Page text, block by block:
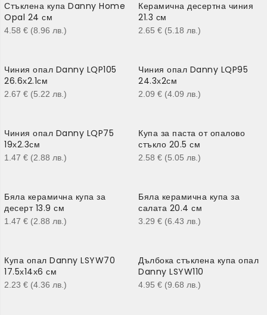
Стъклена купа Danny Home
Opal 24 см
4.58 € (8.96 лв. )
Керамична десертна чиния
21.3 см
2.65 € (5.18 лв. )
Чиния опал Danny LQP105
26.6х2.1см
2.67 € (5.22 лв. )
Чиния опал Danny LQP95
24.3х2см
2.09 € (4.09 лв. )
Чиния опал Danny LQP75
19х2.3см
1.47 € (2.88 лв. )
Купа за паста от опалово
стъкло 20.5 см
2.58 € (5.05 лв. )
Бяла керамична купа за
десерт 13.9 см
1.47 € (2.88 лв. )
Бяла керамична купа за
салата 20.4 см
3.29 € (6.43 лв. )
Купа опал Danny LSYW70
17.5х14х6 см
2.23 € (4.36 лв. )
Дълбока стъклена купа опал
Danny LSYW110
4.95 € (9.68 лв. )